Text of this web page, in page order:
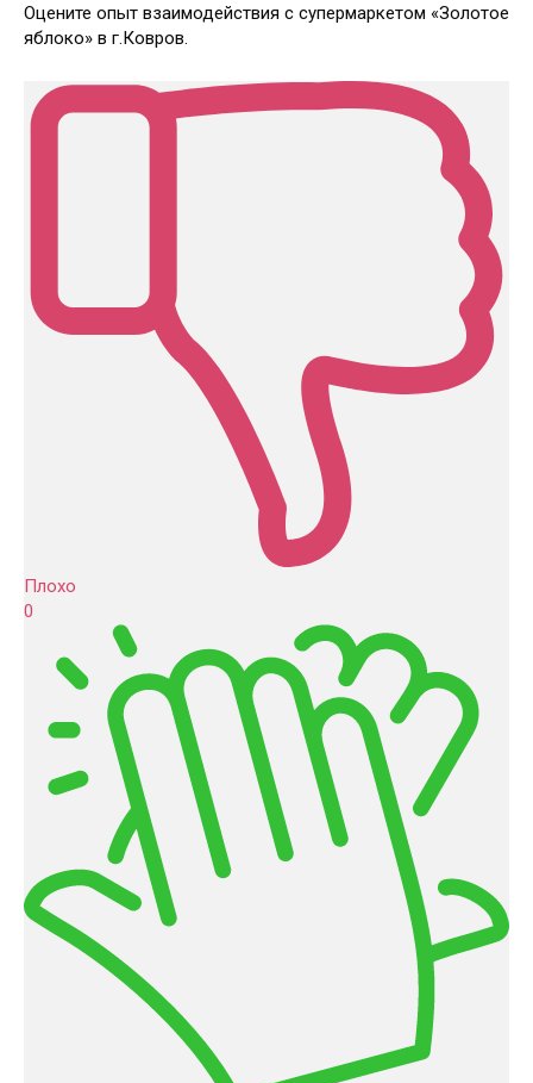
Оцените опыт взаимодействия с супермаркетом «Золотое
яблоко» в г.Ковров.
Плохо
0